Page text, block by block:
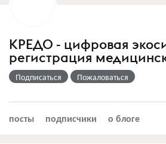
КРЕДО - цифровая
регистрация
Подписаться Пожаловаться
посты подписчики о блоге